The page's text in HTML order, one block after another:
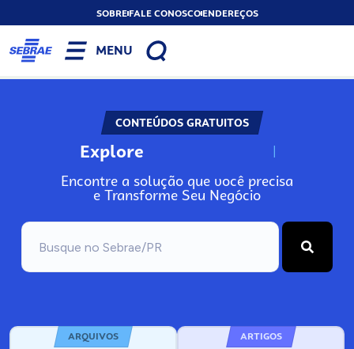
SOBREFALE CONOSCOENDEREÇOS
MENU
CONTEÚDOS GRATUITOS
Explore N
Encontre a solução que você precisa
e Transforme Seu Negócio
ARQUIVOS ARTIGOS